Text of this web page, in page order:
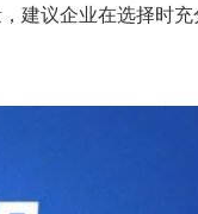
建议企业在选择时